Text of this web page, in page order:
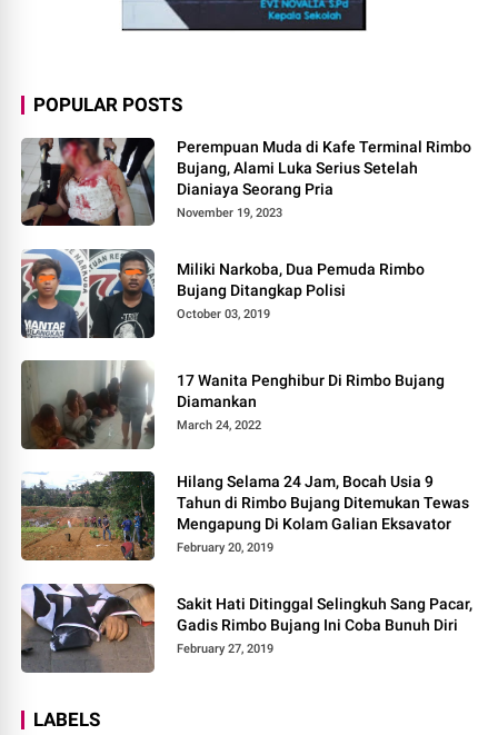
POPULAR POSTS
Perempuan Muda di Kafe Terminal Rimbo
Bujang, Alami Luka Serius Setelah
Dianiaya Seorang Pria
November 19, 2023
Miliki Narkoba, Dua Pemuda Rimbo
Bujang Ditangkap Polisi
October 03, 2019
17 Wanita Penghibur Di Rimbo Bujang
Diamankan
March 24, 2022
Hilang Selama 24 Jam, Bocah Usia 9
Tahun di Rimbo Bujang Ditemukan Tewas
Mengapung Di Kolam Galian Eksavator
February 20, 2019
Sakit Hati Ditinggal Selingkuh Sang Pacar,
Gadis Rimbo Bujang Ini Coba Bunuh Diri
February 27, 2019
LABELS